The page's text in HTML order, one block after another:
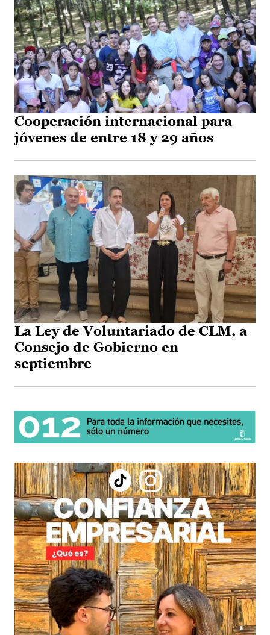
Cooperación internacional para
jóvenes de entre 18 y 29 años
La Ley de Voluntariado de CLM, a
Consejo de Gobierno en
septiembre